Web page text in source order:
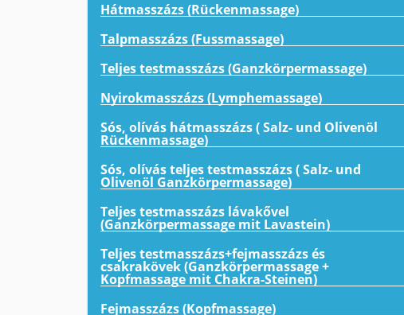
Hátmasszázs (Rückenmassage)
Talpmasszázs (Fussmassage)
Teljes testmasszázs (Ganzkörpermassage)
Nyirokmasszázs (Lymphemassage)
Sós, olívás hátmasszázs ( Salz- und Olivenöl
Rückenmassage)
Sós, olívás teljes testmasszázs ( Salz- und
Olivenöl Ganzkörpermassage)
Teljes testmasszázs lávakővel
(Ganzkörpermassage mit Lavastein)
Teljes testmasszázs+fejmasszázs és
csakrakövek (Ganzkörpermassage +
Kopfmassage mit Chakra-Steinen)
Fejmasszázs (Kopfmassage)